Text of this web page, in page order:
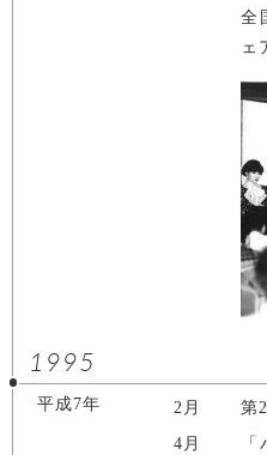
全
ェ
1995
平成7年 2月 第
4月